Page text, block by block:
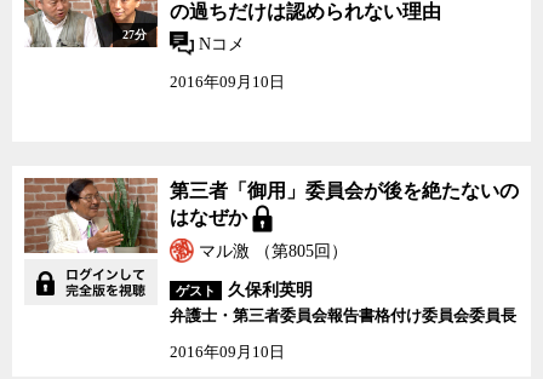
27分
の過ちだけは認められない理由
Nコメ
2016年09月10日
第三者「御用」委員会が後を絶たないの
はなぜか
マル激 （第805回）
ゲスト
久保利英明
弁護士・第三者委員会報告書格付け委員会委員長
2016年09月10日